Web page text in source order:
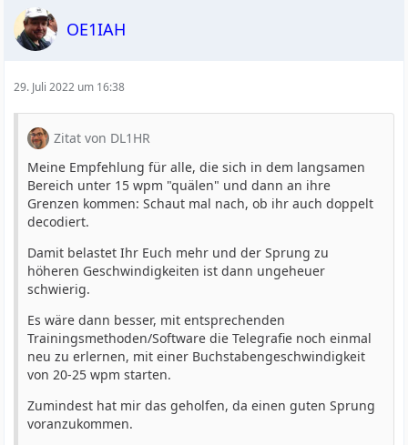
OE1IAH
29. Juli 2022 um 16:38
Zitat von DL1HR
Meine Empfehlung für alle, die sich in dem langsamen
Bereich unter 15 wpm "quälen" und dann an ihre
Grenzen kommen: Schaut mal nach, ob ihr auch doppelt
decodiert.
Damit belastet Ihr Euch mehr und der Sprung zu
höheren Geschwindigkeiten ist dann ungeheuer
schwierig.
Es wäre dann besser, mit entsprechenden
Trainingsmethoden/Software die Telegrafie noch einmal
neu zu erlernen, mit einer Buchstabengeschwindigkeit
von 20-25 wpm starten.
Zumindest hat mir das geholfen, da einen guten Sprung
voranzukommen.